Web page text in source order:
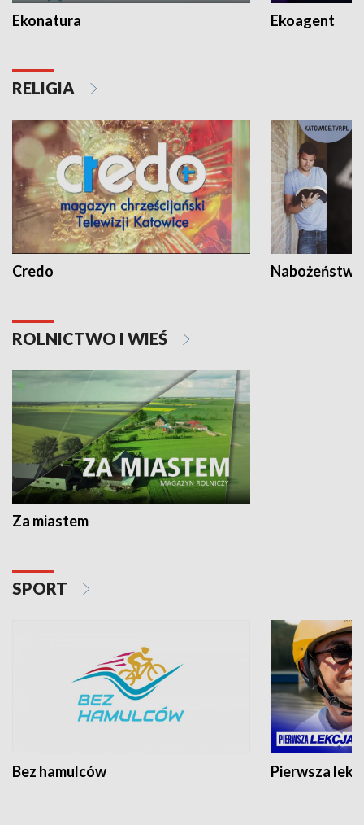
Ekonatura Ekoagent
RELIGIA
Credo
ROLNICTWO I WIEŚ
Za miastem
SPORT
Bez hamulców Pierwsza